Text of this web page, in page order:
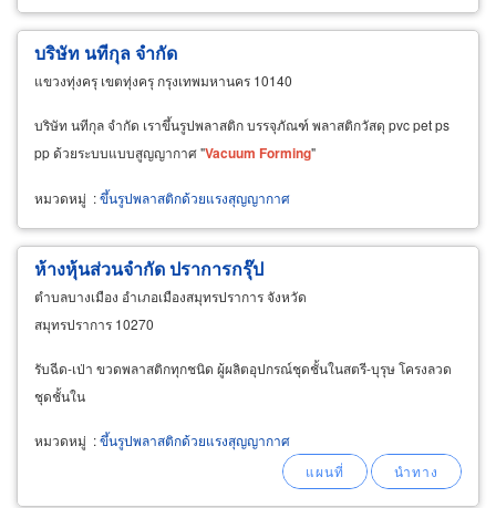
บริษัท นทีกุล จำกัด
แขวงทุ่งครุ เขตทุ่งครุ กรุงเทพมหานคร 10140
บริษัท นทีกุล จำกัด เราขึ้นรูปพลาสติก บรรจุภัณฑ์ พลาสติกวัสดุ pvc pet ps
pp ด้วยระบบแบบสูญญากาศ "Vacuum Forming"
หมวดหมู่ :ขึ้นรูปพลาสติกด้วยแรงสุญญากาศ
ห้างหุ้นส่วนจำกัด ปราการกรุ๊ป
ตำบลบางเมือง อำเภอเมืองสมุทรปราการ จังหวัด
สมุทรปราการ 10270
รับฉีด-เป่า ขวดพลาสติกทุกชนิด ผู้ผลิตอุปกรณ์ชุดชั้นในสตรี-บุรุษ โครงลวด
ชุดชั้นใน
หมวดหมู่ :ขึ้นรูปพลาสติกด้วยแรงสุญญากาศ